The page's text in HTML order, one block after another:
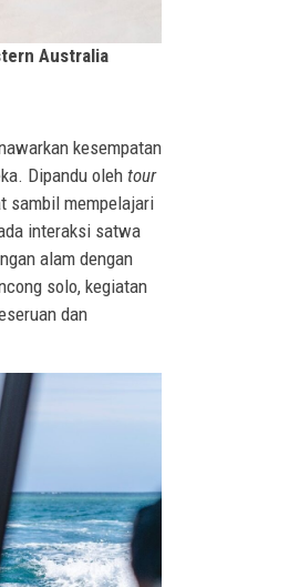
Australia
kesempatan
Dipandu oleh tour
sambil mempelajari
interaksi satwa
alam dengan
solo, kegiatan
dan